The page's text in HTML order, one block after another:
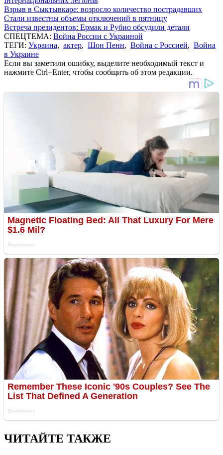
Взрыв в Сыктывкаре: возросло количество пострадавших
Стали известны объемы отключений в пятницу
Встреча президентов: Ермак и Рубио обсудили детали
СПЕЦТЕМА: Война России с Украиной
ТЕГИ: Украина, актер, Шон Пенн, Война с Россией, Война
в Украине
Если вы заметили ошибку, выделите необходимый текст и
нажмите Ctrl+Enter, чтобы сообщить об этом редакции.
ЧИТАЙТЕ ТАКЖЕ